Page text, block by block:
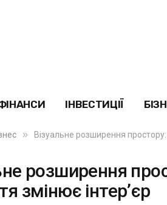
ІНВЕСТИЦІЇ
» Візуальне розширення простору:
розширення
змінює інтер’єр